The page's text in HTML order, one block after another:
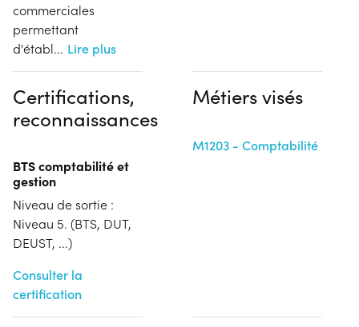
commerciales
permettant
d'établ... Lire plus
Certifications,
reconnaissances
BTS comptabilité et
gestion
Niveau de sortie :
Niveau 5. (BTS, DUT,
DEUST, ...)
Consulter la
certification
Métiers visés
M1203 - Comptabilité